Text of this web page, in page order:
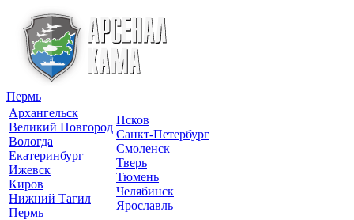
Пермь
Архангельск
Великий Новгород
Вологда
Екатеринбург
Ижевск
Киров
Нижний Тагил
Пермь
Псков
Санкт-Петербург
Смоленск
Тверь
Тюмень
Челябинск
Ярославль